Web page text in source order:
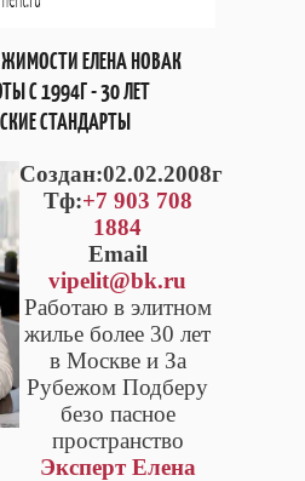
ЕЛЕНА НОВАК
С 1994Г - 30 ЛЕТ
СТАНДАРТЫ
Cоздан:02.02.2008г
Тф:+7 903 708
1884
Email
vipelit@bk.ru
Работаю в элитном
жилье более 30 лет
в Москве и За
Рубежом Подберу
безо пасное
пространство
Эксперт Елена